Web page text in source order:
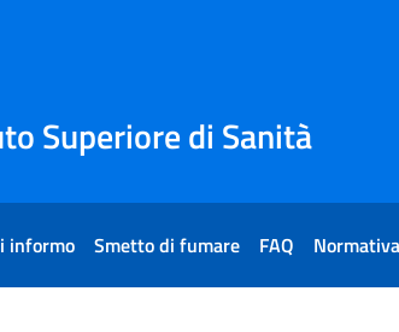
Superiore di Sanità
informo Smetto di fumare FAQ Normativa